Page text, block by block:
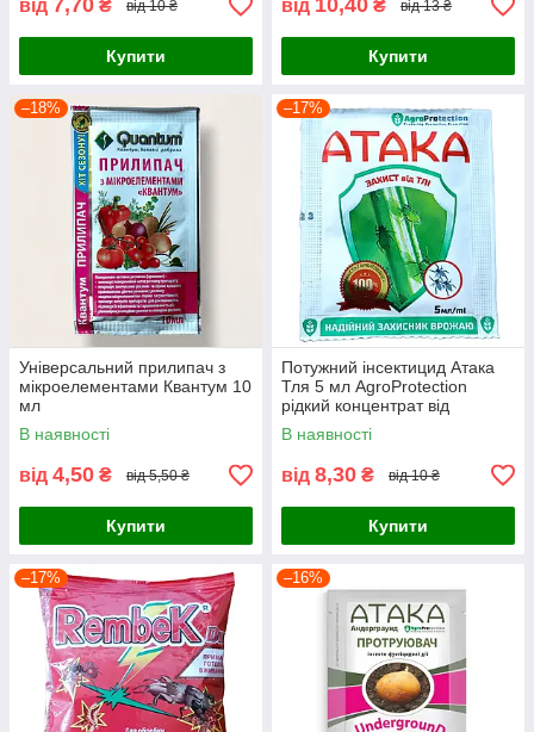
від 7,70 ₴ від 10 ₴
Купити
від 10,40 ₴ від 13 ₴
Купити
–18%
Універсальний прилипач з
мікроелементами Квантум 10
мл
В наявності
від 4,50 ₴ від 5,50 ₴
Купити
–17%
Потужний інсектицид Атака
Тля 5 мл AgroProtection
рідкий концентрат від
попелиці, білокрилки для
захисту саду, яблуні, троянд
В наявності
від 8,30 ₴ від 10 ₴
Купити
–17% –16%